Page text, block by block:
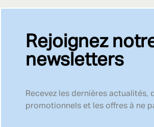
Rejoignez
newsletters
Recevez les dernières actualités,
promotionnels et les offres à ne